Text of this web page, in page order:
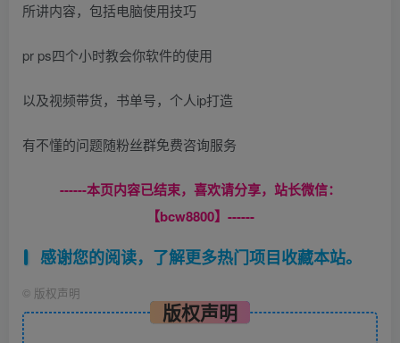
所讲内容，包括电脑使用技巧
pr ps四个小时教会你软件的使用
以及视频带货，书单号，个人ip打造
有不懂的问题随粉丝群免费咨询服务
------本页内容已结束，喜欢请分享，站长微信：
【bcw8800】------
感谢您的阅读，了解更多热门项目收藏本站。
© 版权声明
版权声明